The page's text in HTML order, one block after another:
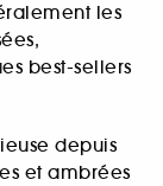
les
best-sellers
depuis
et ambrées